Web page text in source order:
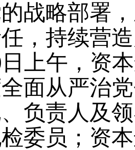
战略部署
，持续营
日上午，资
面从严治
负责人及
委员；资